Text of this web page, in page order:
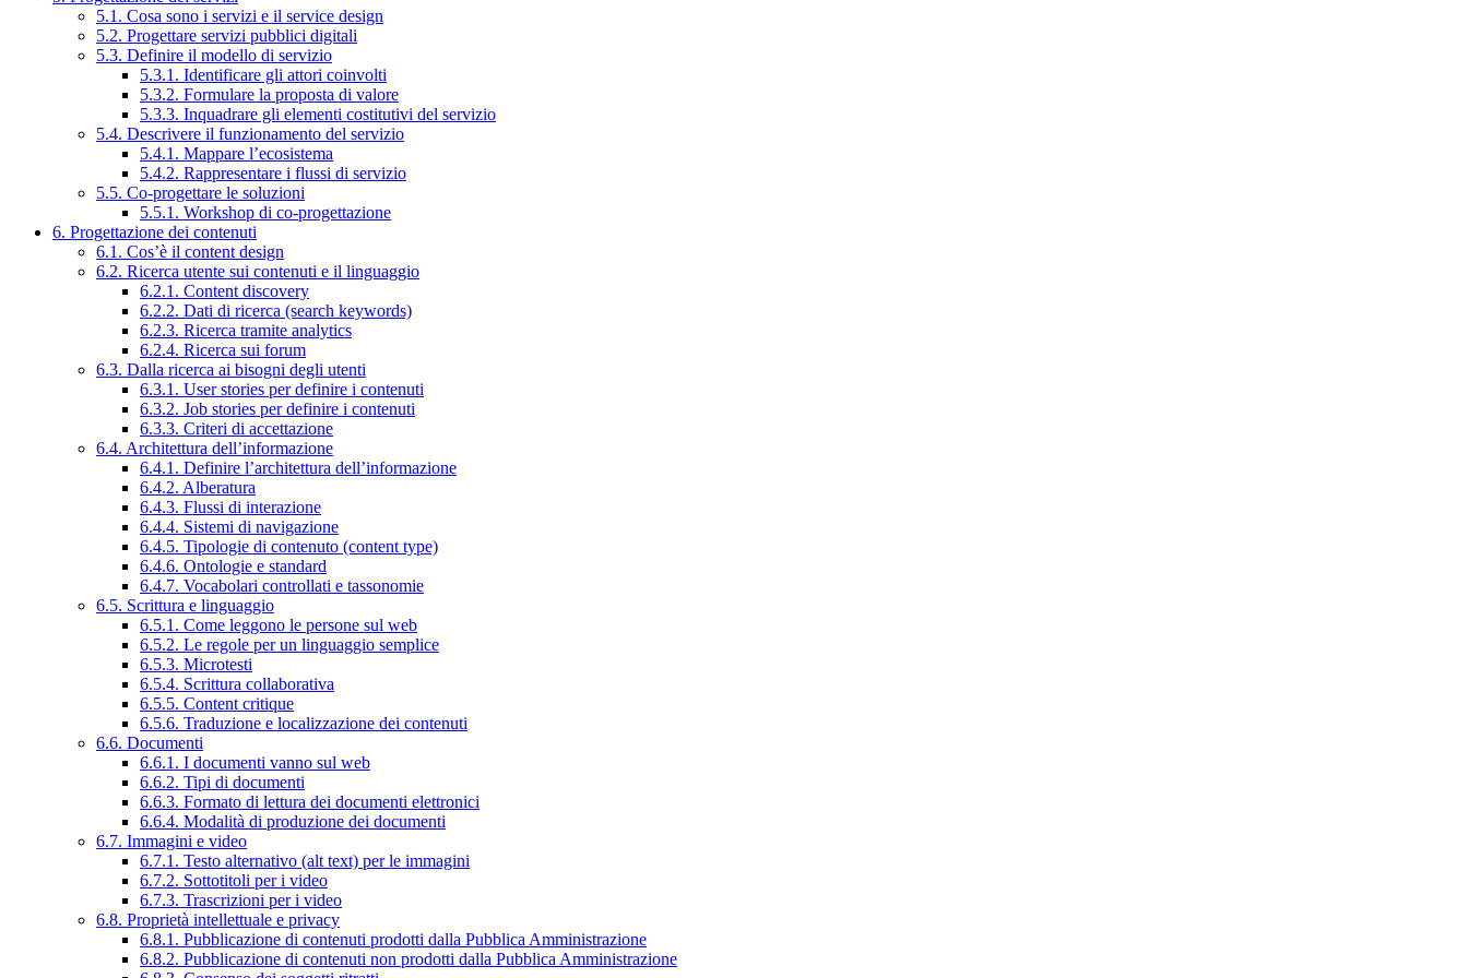
5.1. Cosa sono i servizi e il service design
5.2. Progettare servizi pubblici digitali
5.3. Definire il modello di servizio
5.3.1. Identificare gli attori coinvolti
5.3.2. Formulare la proposta di valore
5.3.3. Inquadrare gli elementi costitutivi del servizio
5.4. Descrivere il funzionamento del servizio
5.4.1. Mappare l’ecosistema
5.4.2. Rappresentare i flussi di servizio
5.5. Co-progettare le soluzioni
5.5.1. Workshop di co-progettazione
6. Progettazione dei contenuti
6.1. Cos’è il content design
6.2. Ricerca utente sui contenuti e il linguaggio
6.2.1. Content discovery
6.2.2. Dati di ricerca (search keywords)
6.2.3. Ricerca tramite analytics
6.2.4. Ricerca sui forum
6.3. Dalla ricerca ai bisogni degli utenti
6.3.1. User stories per definire i contenuti
6.3.2. Job stories per definire i contenuti
6.3.3. Criteri di accettazione
6.4. Architettura dell’informazione
6.4.1. Definire l’architettura dell’informazione
6.4.2. Alberatura
6.4.3. Flussi di interazione
6.4.4. Sistemi di navigazione
6.4.5. Tipologie di contenuto (content type)
6.4.6. Ontologie e standard
6.4.7. Vocabolari controllati e tassonomie
6.5. Scrittura e linguaggio
6.5.1. Come leggono le persone sul web
6.5.2. Le regole per un linguaggio semplice
6.5.3. Microtesti
6.5.4. Scrittura collaborativa
6.5.5. Content critique
6.5.6. Traduzione e localizzazione dei contenuti
6.6. Documenti
6.6.1. I documenti vanno sul web
6.6.2. Tipi di documenti
6.6.3. Formato di lettura dei documenti elettronici
6.6.4. Modalità di produzione dei documenti
6.7. Immagini e video
6.7.1. Testo alternativo (alt text) per le immagini
6.7.2. Sottotitoli per i video
6.7.3. Trascrizioni per i video
6.8. Proprietà intellettuale e privacy
6.8.1. Pubblicazione di contenuti prodotti dalla Pubblica Amministrazione
6.8.2. Pubblicazione di contenuti non prodotti dalla Pubblica Amministrazione